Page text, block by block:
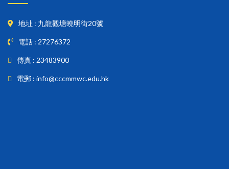
地址 : 九龍觀塘曉明街20號
電話 : 27276372
傳真 : 23483900
電郵 : info@cccmmwc.edu.hk